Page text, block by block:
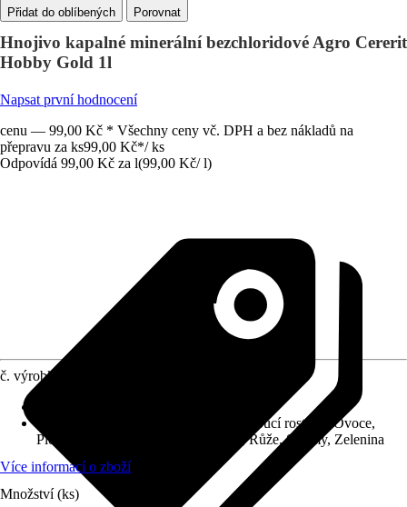
Porovnat
Hnojivo kapalné minerální bezchloridové Agro Cererit
Hobby Gold 1l
Napsat první hodnocení
cenu — 99,00 Kč * Všechny ceny vč. DPH a bez nákladů na
přepravu za ks99,00 Kč*/ ks
Odpovídá 99,00 Kč za l(99,00 Kč/ l)
č. výrobku
Balkónová rostlina, Kvetoucí rostliny, Ovoce,
Plodová zelenina, Pokojové rostliny, Růže, Stromy, Zelenina
Více informací o zboží
Množství (ks)